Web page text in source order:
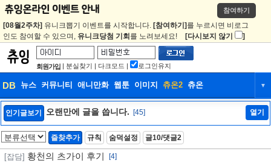
참여하기
[08월2주차] 유니크뽑기 이벤트를 시작합니다. [참여하기] 를 누르시면 비로그
인도 참여할 수 있으며, 유니크당첨 기회 를 노려보세요! [다시보지 않기 ]
회원가입 | 분실찾기 | 다크모드 | 로그인유지
DB 뉴스 커뮤니티 애니만화 웹툰 이미지 츄온2 츄온 ▼
DB 뉴스 애니만화
웹툰 이미지 츄온2
인기글보기 오랜만에 글을 씁니다. [45] 열기
즐찾추가 규칙 숨덕설정 글10/댓글2
[잡담] 황천의 츠가이 후기
[4]